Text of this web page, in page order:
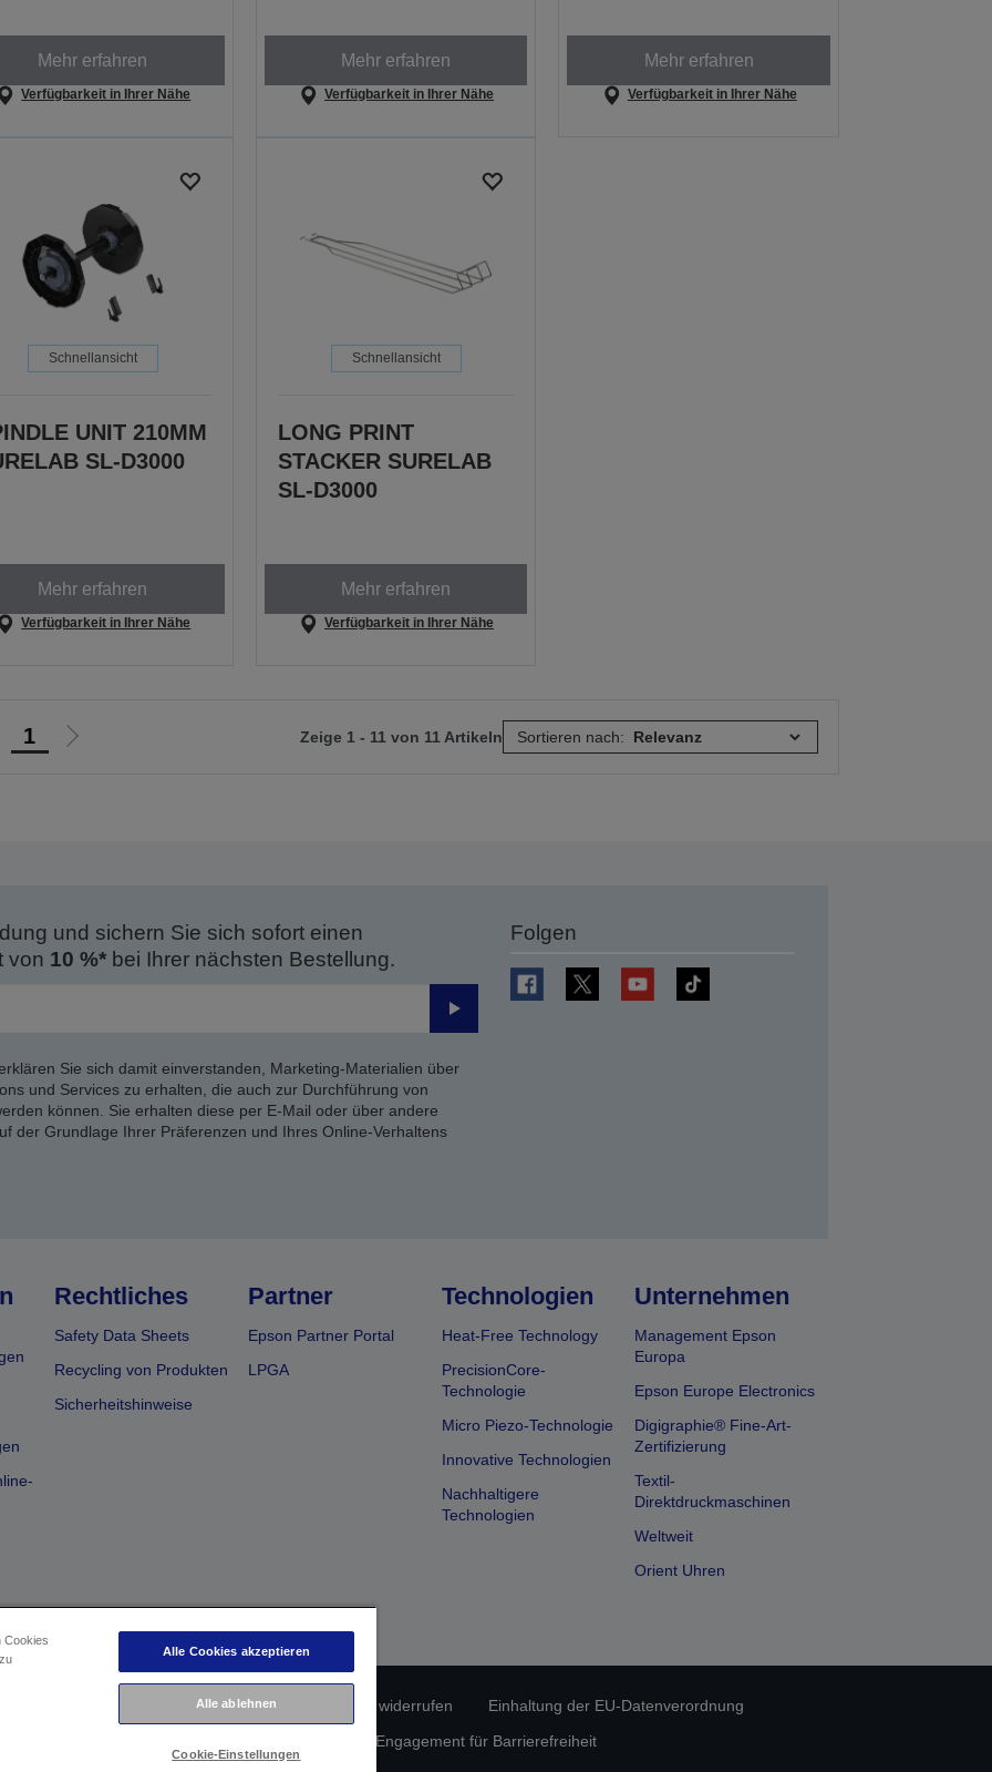
Mehr erfahren
Verfügbarkeit in Ihrer Nähe
Mehr erfahren
Verfügbarkeit in Ihrer Nähe
Mehr erfahren
Verfügbarkeit in Ihrer Nähe
Schnellansicht
UNIT 210MM
SL-D3000
Mehr erfahren
Verfügbarkeit in Ihrer Nähe
Schnellansicht
LONG PRINT
STACKER SURELAB
SL-D3000
Mehr erfahren
Verfügbarkeit in Ihrer Nähe
1
Zur
Zeige 1 - 11 von 11 Artikeln Sortieren nach:
und sichern Sie sich sofort einen
von 10 %*bei Ihrer nächsten Bestellung.
Senden
Sie sich damit einverstanden, Marketing-Materialien über
und Services zu erhalten, die auch zur Durchführung von
können. Sie erhalten diese per E-Mail oder über andere
der Grundlage Ihrer Präferenzen und Ihres Online-Verhaltens
Folgen
Rechtliches
Safety Data Sheets
Recycling von Produkten
Sicherheitshinweise
Partner
Epson Partner Portal
LPGA
Technologien
Heat-Free Technology
PrecisionCore-
Technologie
Micro Piezo-Technologie
Innovative Technologien
Nachhaltigere
Technologien
Unternehmen
Management Epson
Europa
Epson Europe Electronics
Digigraphie® Fine-Art-
Zertifizierung
Textil-
Direktdruckmaschinen
Weltweit
Orient Uhren
Datenschutzrichtlinie Vertrag widerrufen
Einhaltung der EU-Datenverordnung
Epson Engagement für Barrierefreiheit
Cookies
Alle Cookies akzeptieren
Alle ablehnen
Cookie-Einstellungen